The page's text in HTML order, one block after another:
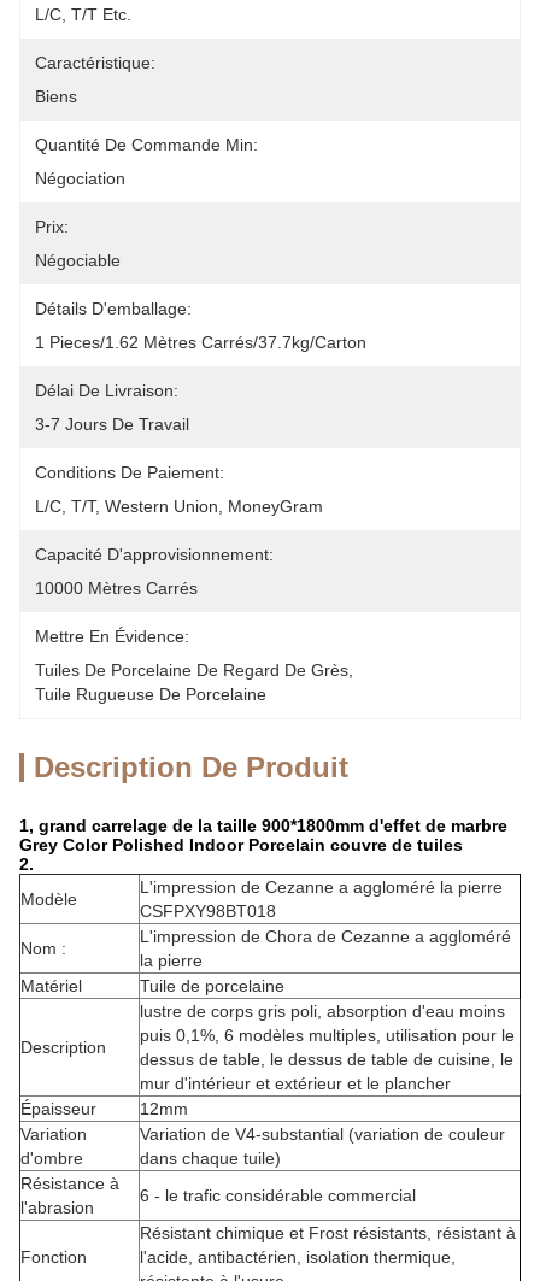
L/C, T/T Etc.
Caractéristique:
Biens
Quantité De Commande Min:
Négociation
Prix:
Négociable
Détails D'emballage:
1 Pieces/1.62 Mètres Carrés/37.7kg/Carton
Délai De Livraison:
3-7 Jours De Travail
Conditions De Paiement:
L/C, T/T, Western Union, MoneyGram
Capacité D'approvisionnement:
10000 Mètres Carrés
Mettre En Évidence:
Tuiles De Porcelaine De Regard De Grès
Tuile Rugueuse De Porcelaine
Description De Produit
1, grand carrelage de la taille 900*1800mm d'effet de marbre
Grey Color Polished Indoor Porcelain couvre de tuiles
2.
Modèle
L'impression de Cezanne a aggloméré la pierre
CSFPXY98BT018
Nom :
L'impression de Chora de Cezanne a aggloméré
la pierre
Matériel
Tuile de porcelaine
Description
lustre de corps gris poli, absorption d'eau moins
puis 0,1%, 6 modèles multiples, utilisation pour le
dessus de table, le dessus de table de cuisine, le
mur d'intérieur et extérieur et le plancher
Épaisseur
12mm
Variation
d'ombre
Variation de V4-substantial (variation de couleur
dans chaque tuile)
Résistance à
l'abrasion
6 - le trafic considérable commercial
Fonction
Résistant chimique et Frost résistants, résistant à
l'acide, antibactérien, isolation thermique,